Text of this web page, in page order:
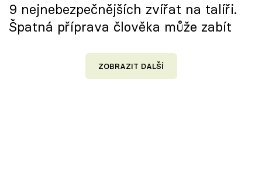
9 nejnebezpečnějších zvířat na talíři.
Špatná příprava člověka může zabít
ZOBRAZIT DALŠÍ